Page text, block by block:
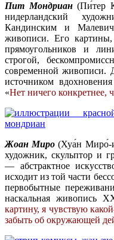
Пит Мондриан (Пи́тер
нидерландский
Кандинским и
живописи. Его картины,
прямоугольников и
строгой,
современной живописи.
источником
«Нет ничего конкретнее,
Жоан Миро (Хуа́н Миро́-
художник, скульптор и
— абстрактное
исходит из той части
первобытные
наскальная живопись
картину, я чувствую
забыть об окружающей